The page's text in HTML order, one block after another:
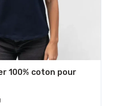
100% coton pour